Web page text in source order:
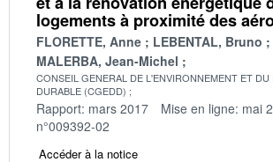
logements à proximité des
FLORETTE, Anne
LEBENTAL, Bruno
MALERBA, Jean-Michel
CONSEIL GENERAL DE L'ENVIRONNEMENT ET DU
DURABLE (CGEDD)
Rapport: mars 2017 Mise en ligne: mai
n°009392-02
Accéder à la notice